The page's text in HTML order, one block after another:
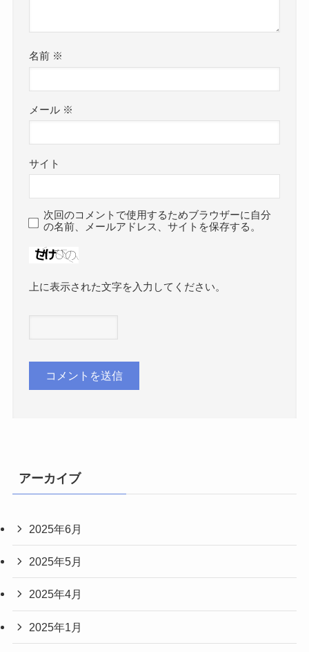
名前 ※
メール ※
サイト
次回のコメントで使用するためブラウザーに自分
の名前、メールアドレス、サイトを保存する。
上に表示された文字を入力してください。
アーカイブ
2025年6月
2025年5月
2025年4月
2025年1月